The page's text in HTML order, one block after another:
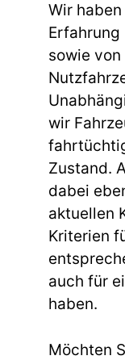
Wir
Erfahrung
sowie
wir
Zustand.
dabei
aktuellen
Kriterien
auch für
haben.
Möchten